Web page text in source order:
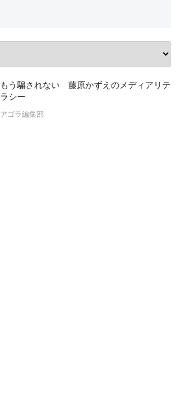
もう騙されない 藤原かずえのメディアリテ
ラシー
アゴラ編集部